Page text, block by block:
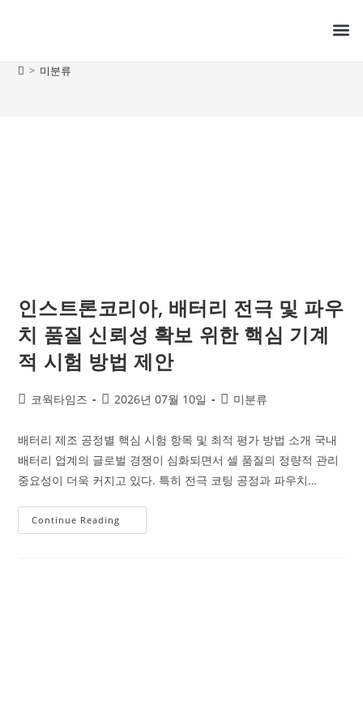
> 미분류
인스트론코리아, 배터리 전극 및 파우
치 품질 신뢰성 확보 위한 핵심 기계
적 시험 방법 제안
코웍타임즈 2026년 07월 10일 미분류
배터리 제조 공정별 핵심 시험 항목 및 최적 평가 방법 소개 국내
배터리 업계의 글로벌 경쟁이 심화되면서 셀 품질의 정량적 관리
중요성이 더욱 커지고 있다. 특히 전극 코팅 공정과 파우치…
Continue Reading